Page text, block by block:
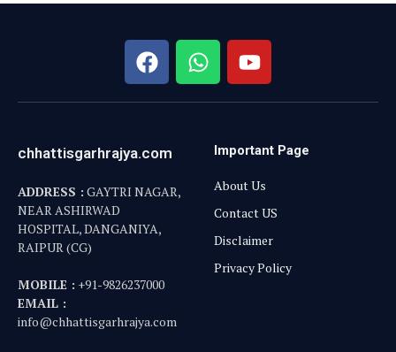
chhattisgarhrajya.com
ADDRESS : GAYTRI NAGAR,
NEAR ASHIRWAD
HOSPITAL, DANGANIYA,
RAIPUR (CG)
MOBILE : +91-9826237000
EMAIL :
info@chhattisgarhrajya.com
Important Page
About Us
Contact US
Disclaimer
Privacy Policy